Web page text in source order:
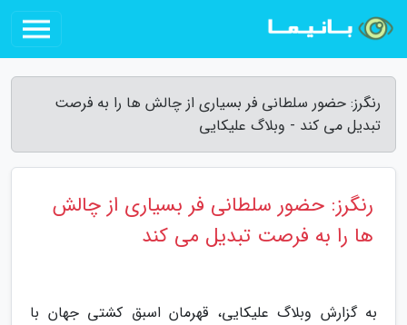
رنگرز: حضور سلطانی فر بسیاری از چالش ها را به فرصت
تبدیل می کند - وبلاگ علیکایی
رنگرز: حضور سلطانی فر بسیاری از چالش
ها را به فرصت تبدیل می کند
به گزارش وبلاگ علیکایی، قهرمان اسبق کشتی جهان با